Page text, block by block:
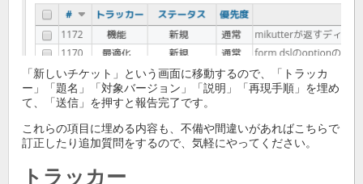
「新しいチケット」という画面に移動するので、「トラッカ
ー」「題名」「対象バージョン」「説明」「再現手順」を埋め
て、「送信」を押すと報告完了です。
これらの項目に埋める内容も、不備や間違いがあればこちらで
訂正したり追加質問をするので、気軽にやってください。
トラッカー